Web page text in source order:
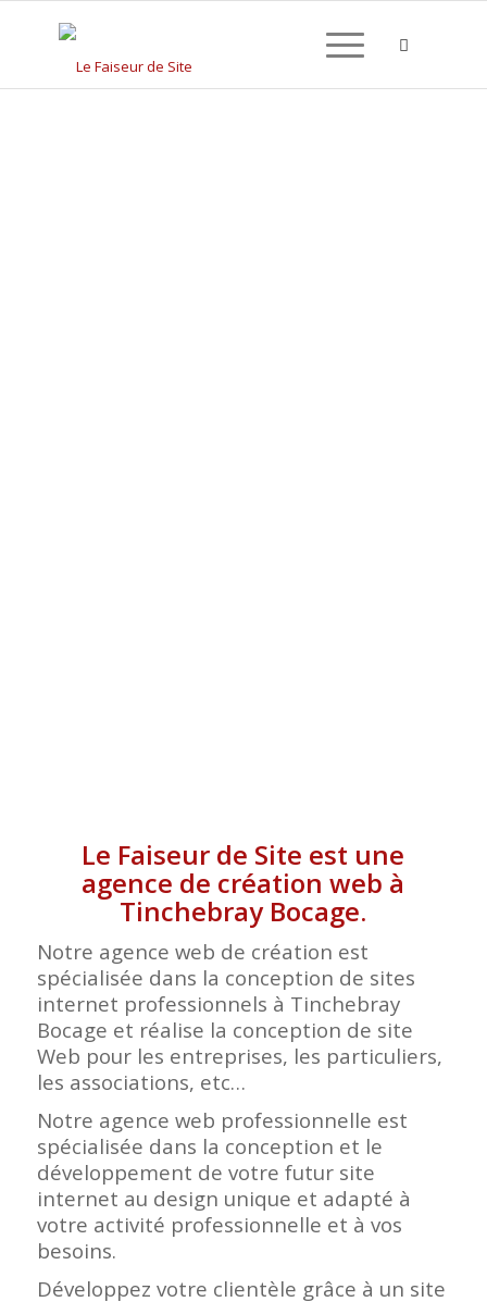
Le Faiseur de Site est une
agence de création web à
Tinchebray Bocage.
Notre agence web de création est
spécialisée dans la conception de sites
internet professionnels à Tinchebray
Bocage et réalise la conception de site
Web pour les entreprises, les particuliers,
les associations, etc…
Notre agence web professionnelle est
spécialisée dans la conception et le
développement de votre futur site
internet au design unique et adapté à
votre activité professionnelle et à vos
besoins.
Développez votre clientèle grâce à un site